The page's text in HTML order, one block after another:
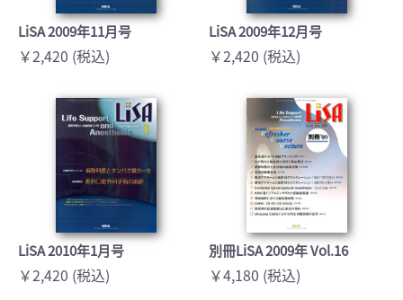
LiSA 2009年11月号
￥2,420 (税込)
LiSA 2009年12月号
￥2,420 (税込)
LiSA 2010年1月号
￥2,420 (税込)
別冊LiSA 2009年 Vol.16
￥4,180 (税込)